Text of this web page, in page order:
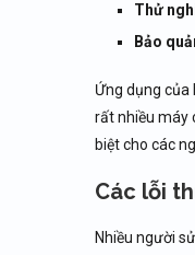
Thử
Bảo
Ứng dụng
rất nhiều máy
biệt cho các
Các lỗi
Nhiều người